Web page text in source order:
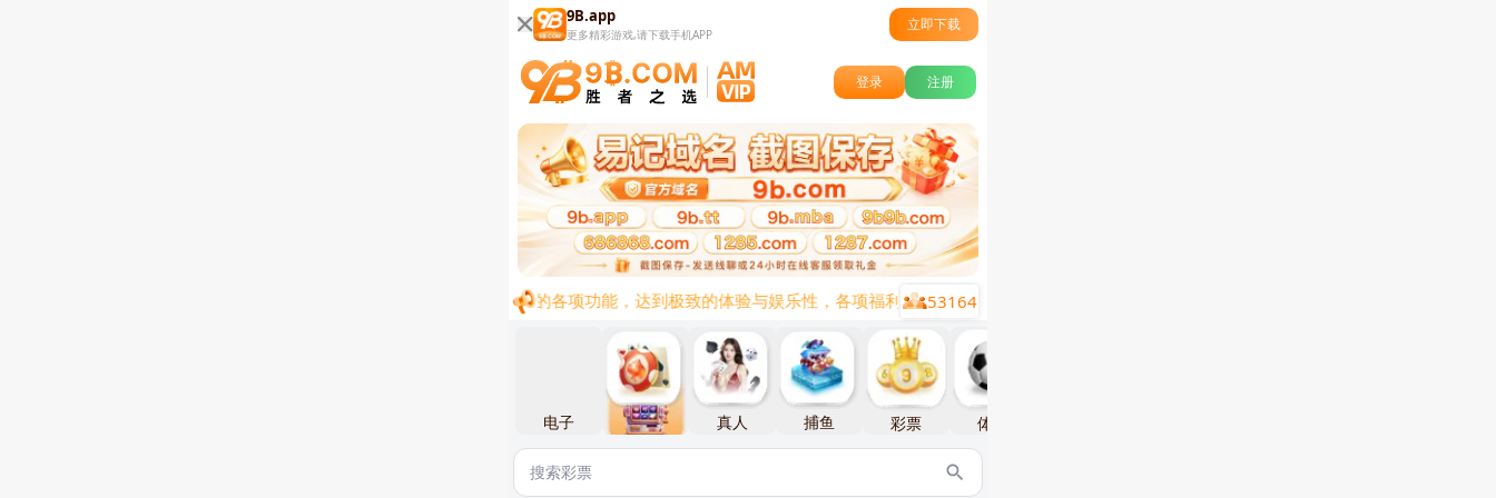
9B.app
更多精彩游戏,请下载手机APP
立即下载
登录 注册
结合了目前流行的各项功能，达到极致的体验与娱乐性，各项福利陆续上线，让您在娱乐的同时兼顾0基础0投资的创业起点。
53164
电子 棋牌 真人 捕鱼 彩票 体育